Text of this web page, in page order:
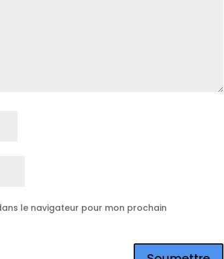
le navigateur pour mon prochain